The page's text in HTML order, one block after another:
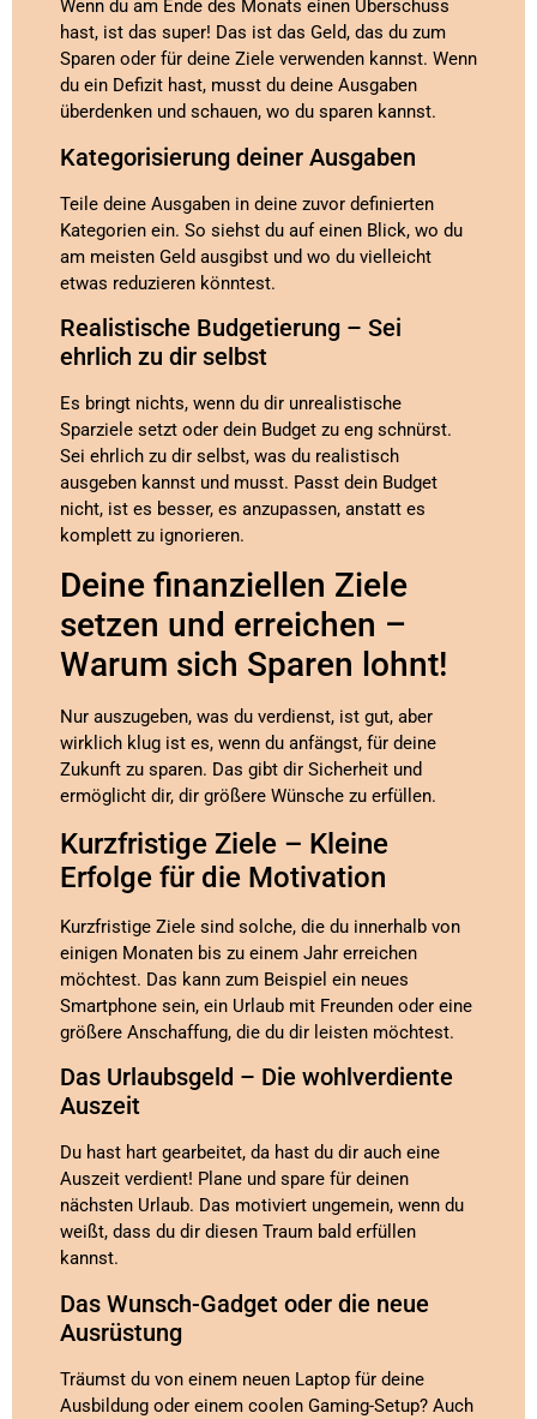
Wenn du am Ende des Monats einen Überschuss
hast, ist das super! Das ist das Geld, das du zum
Sparen oder für deine Ziele verwenden kannst. Wenn
du ein Defizit hast, musst du deine Ausgaben
überdenken und schauen, wo du sparen kannst.
Kategorisierung deiner Ausgaben
Teile deine Ausgaben in deine zuvor definierten
Kategorien ein. So siehst du auf einen Blick, wo du
am meisten Geld ausgibst und wo du vielleicht
etwas reduzieren könntest.
Realistische Budgetierung – Sei
ehrlich zu dir selbst
Es bringt nichts, wenn du dir unrealistische
Sparziele setzt oder dein Budget zu eng schnürst.
Sei ehrlich zu dir selbst, was du realistisch
ausgeben kannst und musst. Passt dein Budget
nicht, ist es besser, es anzupassen, anstatt es
komplett zu ignorieren.
Deine finanziellen Ziele
setzen und erreichen –
Warum sich Sparen lohnt!
Nur auszugeben, was du verdienst, ist gut, aber
wirklich klug ist es, wenn du anfängst, für deine
Zukunft zu sparen. Das gibt dir Sicherheit und
ermöglicht dir, dir größere Wünsche zu erfüllen.
Kurzfristige Ziele – Kleine
Erfolge für die Motivation
Kurzfristige Ziele sind solche, die du innerhalb von
einigen Monaten bis zu einem Jahr erreichen
möchtest. Das kann zum Beispiel ein neues
Smartphone sein, ein Urlaub mit Freunden oder eine
größere Anschaffung, die du dir leisten möchtest.
Das Urlaubsgeld – Die wohlverdiente
Auszeit
Du hast hart gearbeitet, da hast du dir auch eine
Auszeit verdient! Plane und spare für deinen
nächsten Urlaub. Das motiviert ungemein, wenn du
weißt, dass du dir diesen Traum bald erfüllen
kannst.
Das Wunsch-Gadget oder die neue
Ausrüstung
Träumst du von einem neuen Laptop für deine
Ausbildung oder einem coolen Gaming-Setup? Auch